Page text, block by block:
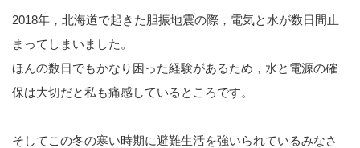
2018年，北海道で起きた胆振地震の際，電気と水が数日間止
まってしまいました。
ほんの数日でもかなり困った経験があるため，水と電源の確
保は大切だと私も痛感しているところです。
そしてこの冬の寒い時期に避難生活を強いられているみなさ